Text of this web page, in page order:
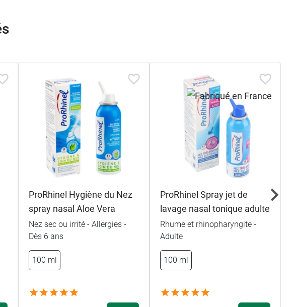
ProRhinel Hygiène du Nez
spray nasal Aloe Vera
Nez sec ou irrité - Allergies -
Dès 6 ans
100 ml
ProRhinel Spray jet de
lavage nasal tonique adulte
Rhume et rhinopharyngite -
Adulte
100 ml